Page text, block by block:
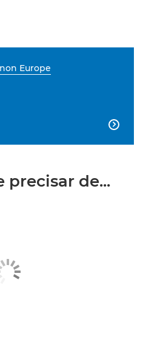
Europe

precisar de...